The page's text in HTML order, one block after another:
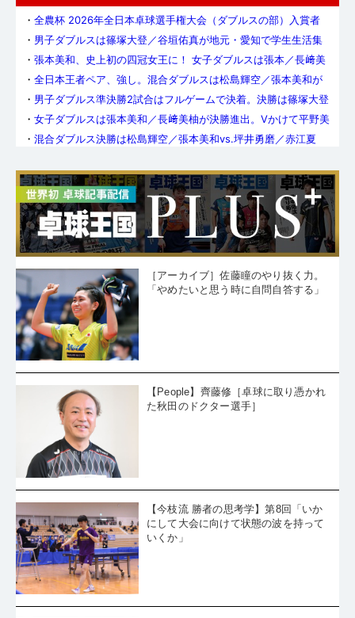
・ 全農杯 2026年全日本卓球選手権大会（ダブルスの部）入賞者
・ 男子ダブルスは篠塚大登／谷垣佑真が地元・愛知で学生生活集
・ 張本美和、史上初の四冠女王に！ 女子ダブルスは張本／長﨑美
・ 全日本王者ペア、強し。混合ダブルスは松島輝空／張本美和が
・ 男子ダブルス準決勝2試合はフルゲームで決着。決勝は篠塚大登
・ 女子ダブルスは張本美和／長﨑美柚が決勝進出。Vかけて平野美
・ 混合ダブルス決勝は松島輝空／張本美和vs.坪井勇磨／赤江夏
ルスベスト4が決定
・前回王者・飯村悠太／木方圭介は敗れる。男子ダブルスは地
元・名電＆愛工大から3ペアが準決勝進出
・女子ダブルスはベスト4が決定。準決勝は麻生麗名／笹尾明日香
vs.平野美宇／木原美悠、大藤沙月／横井咲桜vs.張本美和／長﨑美
柚に
・松島輝空／張本美和は順調に混合ダブルス準々決勝進出。吉村
和弘／長﨑美柚は前回準優勝ペアを破る
・男子ダブルスは愛工大名電高＆愛知工業大から4ペアがベスト8
へ。連覇狙う飯村悠太／木方圭介は辛勝で5回戦を突破
・前回V・麻生麗名／笹尾明日香は苦戦乗り越え女子ダブルス8強
入り。張本美和／長﨑美柚、大藤沙月／横井咲桜、佐藤瞳／芝田
沙季も準々決勝へ
・
ダブルス頂上決定戦がスタート。新女王・張本美和は、本日の
女子複・混合複2回戦に登場
・2026全日本（ダブルスの部）各都道府県代表はこのペア！ その
3〈滋賀~沖縄〉
・2026全日本卓球（ダブルスの部）各都道府県代表はこのペア！
その2 〈東京都〜岐阜県〉
・2026全日本卓球（ダブルスの部）各都道府県代表はこのペア！
その1 〈北海道〜千葉県〉
・ 【全日本エピローグ】「一番強い時にやめたかった」。もうひ
・天皇杯・皇后杯 2026年全日本卓球選手権大会（一般・ジュニア
の部）各種目の入賞者はこちら
松島輝空の猛攻を止められなかった篠塚大登「本当にもう途中
から、何もすることがなかった」
2連覇達成、松島輝空の優勝会見「今年は世界ランキング5位以
内を目指したい」
早田ひな、敗れてなお第一人者の貫禄示す「準優勝はもちろん
悔しいですけど、思ったよりうまくできたな、という感覚はあ
る」
・「小さい頃から全日本で優勝するのが私の中での大きな目標だ
った」張本美和優勝会見
・元全日本監督・倉嶋洋介の眼「才能が開花し、自信がつき、誰
も追いつけない松島輝空に」
ス決勝の結果
・張本美和が激戦を制し、ついに女子シングルス初優勝、ジュニ
アとの二冠を達成！
・女王を苦しめた木原美悠。善戦及ばず準決勝敗退も「今できる
ことはすべて出し切った」
・元全日本監督・倉嶋洋介の眼「松島対張本、世界の一桁同士の
高速ハイレベルマッチ」
・男子決勝は松島輝空 vs.篠塚大登に。男子準決勝結果
・早田ひなと張本美和が決勝進出！ 女子準決勝結果
［アーカイブ］佐藤瞳のやり抜く力。
「やめたいと思う時に自問自答する」
【People】齊藤修［卓球に取り憑かれ
た秋田のドクター選手］
【今枝流 勝者の思考学】第8回「いか
にして大会に向けて状態の波を持って
いくか」